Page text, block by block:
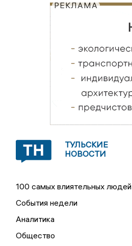
РЕКЛАМА
ТУЛЬСКИЕ
НОВОСТИ
100 самых влиятельных людей
События недели
Аналитика
Общество